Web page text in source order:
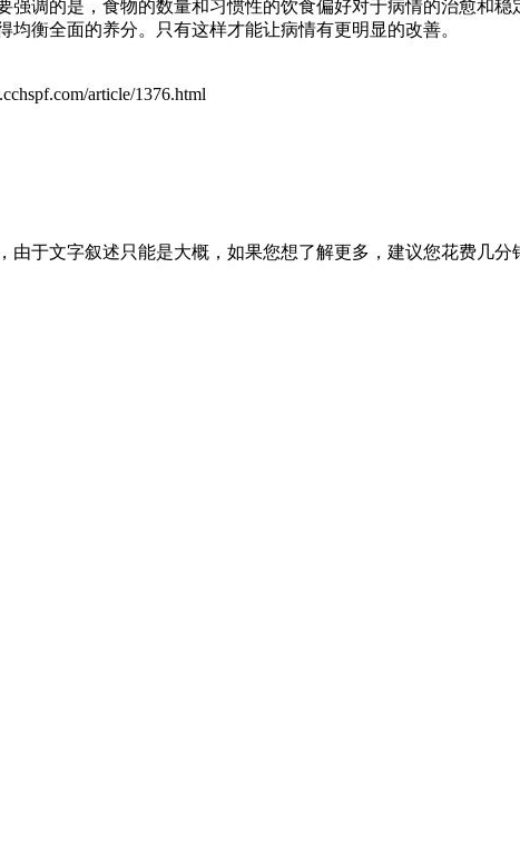
调的是，食物的数量和习惯性的饮食偏好对于病情的治愈和
衡全面的养分。只有这样才能让病情有更明显的改善。
article/1376.html
于文字叙述只能是大概，如果您想了解更多，建议您花费几分